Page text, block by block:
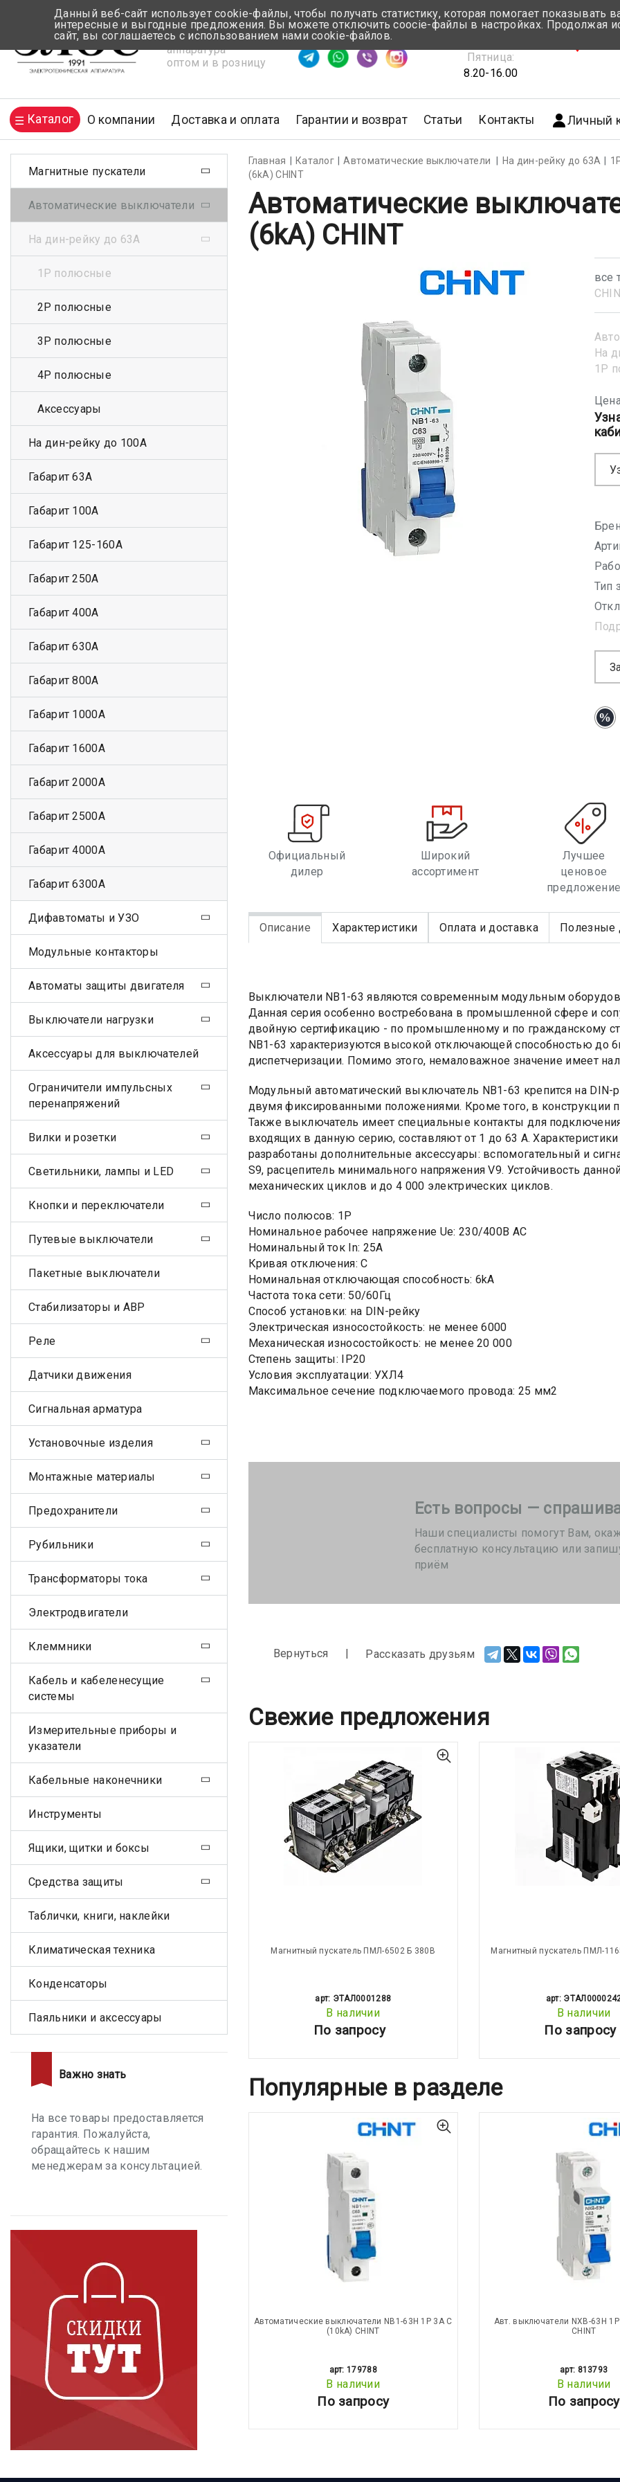
Электротехническая
аппаратура
оптом и в розницу
Время ответа ≈ 5 мин
Понедельник-Четверг:
Пятница:
8.20-16.00
Каталог О компании Доставка и оплата Гарантии и возврат Статьи Контакты Личный
Главная Каталог Автоматические выключатели На дин-рейку до 63А
(6kA) CHINT
Автоматические
(6kA) CHINT
все
На
1Р
Тип
Официальный
дилер
Широкий
ассортимент
Лучшее
ценовое
предложение
Описание Характеристики Оплата и доставка Полезные
Выключатели NB1-63 являются современным модульным
Данная серия особенно востребована в промышленной сфере и
двойную сертификацию - по промышленному и по гражданскому
NB1-63 характеризуются высокой отключающей способностью до
диспетчеризации. Помимо этого, немаловажное значение имеет
Модульный автоматический выключатель NB1-63 крепится на
двумя фиксированными положениями. Кроме того, в конструкции
Также выключатель имеет специальные контакты для
входящих в данную серию, составляют от 1 до 63 A.
разработаны дополнительные аксессуары: вспомогательный и
S9, расцепитель минимального напряжения V9. Устойчивость
механических циклов и до 4 000 электрических циклов.
Число полюсов: 1Р
Номинальное рабочее напряжение Ue: 230/400В AC
Номинальный ток In: 25А
Кривая отключения: C
Номинальная отключающая способность: 6kA
Частота тока сети: 50/60Гц
Способ установки: на DIN-рейку
Электрическая износостойкость: не менее 6000
Механическая износостойкость: не менее 20 000
Степень защиты: IP20
Условия эксплуатации: УХЛ4
Максимальное сечение подключаемого провода: 25 мм2
Есть вопросы —
Наши специалисты помогут Вам,
бесплатную консультацию или
приём
Вернуться Рассказать друзьям
Свежие предложения
Магнитный пускатель ПМЛ-6502 Б 380В
арт: ЭТАЛ0001288
В наличии
По запросу
Магнитный пускатель ПМЛ-
арт:
В наличии
По запросу
Популярные в разделе
Автоматические выключатели NB1-63H 1P 3A C
(10kA) CHINT
арт: 179788
В наличии
По запросу
Авт. выключатели NXB-63H
CHINT
арт: 813793
В наличии
По запросу
Магнитные пускатели
Автоматические выключатели
На дин-рейку до 63А
1Р полюсные
2Р полюсные
3Р полюсные
4Р полюсные
Аксессуары
На дин-рейку до 100А
Габарит 63А
Габарит 100А
Габарит 125-160А
Габарит 250А
Габарит 400А
Габарит 630А
Габарит 800А
Габарит 1000А
Габарит 1600А
Габарит 2000А
Габарит 2500А
Габарит 4000А
Габарит 6300А
Дифавтоматы и УЗО
Модульные контакторы
Автоматы защиты двигателя
Выключатели нагрузки
Аксессуары для выключателей
Ограничители импульсных
перенапряжений
Вилки и розетки
Светильники, лампы и LED
Кнопки и переключатели
Путевые выключатели
Пакетные выключатели
Стабилизаторы и АВР
Реле
Датчики движения
Сигнальная арматура
Установочные изделия
Монтажные материалы
Предохранители
Рубильники
Трансформаторы тока
Электродвигатели
Клеммники
Кабель и кабеленесущие
системы
Измерительные приборы и
указатели
Кабельные наконечники
Инструменты
Ящики, щитки и боксы
Средства защиты
Таблички, книги, наклейки
Климатическая техника
Конденсаторы
Паяльники и аксессуары
Важно знать
На все товары предоставляется
гарантия. Пожалуйста,
обращайтесь к нашим
менеджерам за консультацией.
Данный веб-сайт использует cookie-файлы, чтобы получать статистику, которая помогает показывать
интересные и выгодные предложения. Вы можете отключить coocie-файлы в настройках. Продолжая
сайт, вы соглашаетесь с использованием нами cookie-файлов.